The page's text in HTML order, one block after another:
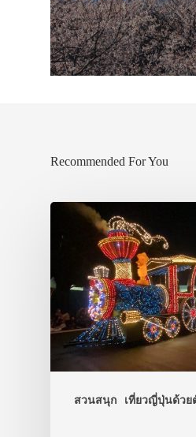
Recommended For You
สวนสนุก เที่ยวญี่ปุ่นด้วย